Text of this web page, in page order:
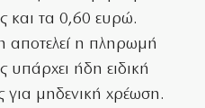
και τα 0,60 ευρώ.
αποτελεί η πληρωμή
ήδη ειδική
για μηδενική χρέωση.